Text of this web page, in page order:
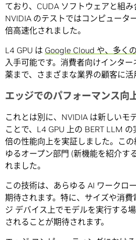
ており、CUDA ソフトウェアと組み
NVIDIA のテストではコンピュータ
倍高速化されました。
L4 GPU は Google Cloud や、多く
入手可能です。消費者向けインタ
薬まで、さまざまな業界の顧客に活
エッジでのパフォーマンス向
これとは別に、NVIDIA は新しいモ
ことで、L4 GPU 上の BERT LLM
倍の性能向上を実証しました。こ
ゆるオープン部門 (新機能を紹介す
れました。
この技術は、あらゆる AI ワークロ
期待されます。特に、サイズや消
ジ デバイス上でモデルを実行する
されることが期待されます。